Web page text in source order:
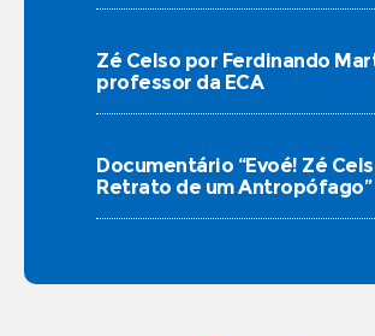
Zé Celso por Ferdinando
professor da ECA
Documentário “Evoé! Zé
Retrato de um Antropófago”